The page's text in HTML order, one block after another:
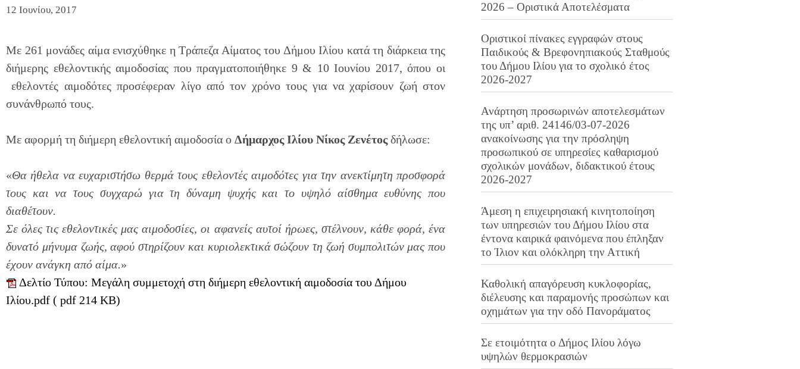
12 Ιουνίου, 2017
Με 261 μονάδες αίμα ενισχύθηκε η Τράπεζα Αίματος του Δήμου Ιλίου κατά τη διάρκεια της
διήμερης εθελοντικής αιμοδοσίας που πραγματοποιήθηκε 9 & 10 Ιουνίου 2017, όπου οι
εθελοντές αιμοδότες προσέφεραν λίγο από τον χρόνο τους για να χαρίσουν ζωή στον
συνάνθρωπό τους.
Με αφορμή τη διήμερη εθελοντική αιμοδοσία ο Δήμαρχος Ιλίου Νίκος Ζενέτοςδήλωσε:
«Θα ήθελα να ευχαριστήσω θερμά τους εθελοντές αιμοδότες για την ανεκτίμητη προσφορά
τους και να τους συγχαρώ για τη δύναμη ψυχής και το υψηλό αίσθημα ευθύνης που
διαθέτουν.
Σε όλες τις εθελοντικές μας αιμοδοσίες, οι αφανείς αυτοί ήρωες, στέλνουν, κάθε φορά, ένα
δυνατό μήνυμα ζωής, αφού στηρίζουν και κυριολεκτικά σώζουν τη ζωή συμπολιτών μας που
έχουν ανάγκη από αίμα.»
Δελτίο Τύπου: Μεγάλη συμμετοχή στη διήμερη εθελοντική αιμοδοσία του Δήμου
Ιλίου.pdf ( pdf 214 KB)
2026 – Οριστικά Αποτελέσματα
Οριστικοί πίνακες εγγραφών στους
Παιδικούς & Βρεφονηπιακούς Σταθμούς
του Δήμου Ιλίου για το σχολικό έτος
2026-2027
Ανάρτηση προσωρινών αποτελεσμάτων
της υπ’ αριθ. 24146/03-07-2026
ανακοίνωσης για την πρόσληψη
προσωπικού σε υπηρεσίες καθαρισμού
σχολικών μονάδων, διδακτικού έτους
2026-2027
Άμεση η επιχειρησιακή κινητοποίηση
των υπηρεσιών του Δήμου Ιλίου στα
έντονα καιρικά φαινόμενα που έπληξαν
το Ίλιον και ολόκληρη την Αττική
Καθολική απαγόρευση κυκλοφορίας,
διέλευσης και παραμονής προσώπων και
οχημάτων για την οδό Πανοράματος
Σε ετοιμότητα ο Δήμος Ιλίου λόγω
υψηλών θερμοκρασιών